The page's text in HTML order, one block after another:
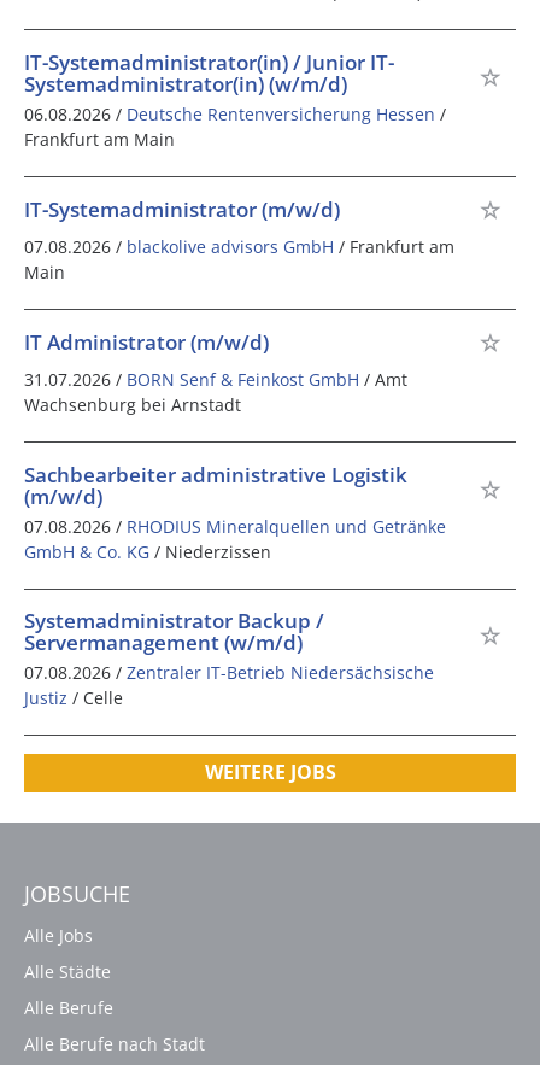
IT-Systemadministrator(in) / Junior IT-
Systemadministrator(in) (w/m/d)
06.08.2026 / Deutsche Rentenversicherung Hessen /
Frankfurt am Main
IT-Systemadministrator (m/w/d)
07.08.2026 / blackolive advisors GmbH / Frankfurt am
Main
IT Administrator (m/w/d)
31.07.2026 / BORN Senf & Feinkost GmbH / Amt
Wachsenburg bei Arnstadt
Sachbearbeiter administrative Logistik
(m/w/d)
07.08.2026 / RHODIUS Mineralquellen und Getränke
GmbH & Co. KG / Niederzissen
Systemadministrator Backup /
Servermanagement (w/m/d)
07.08.2026 / Zentraler IT-Betrieb Niedersächsische
Justiz / Celle
WEITERE JOBS
JOBSUCHE
Alle Jobs
Alle Städte
Alle Berufe
Alle Berufe nach Stadt